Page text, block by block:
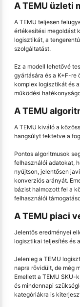
A TEMU üzleti
A TEMU teljesen
értékesítési megoldást
logisztikát, a
szolgáltatást.
Ez a modell lehetővé
gyártására és a K+F-re
komplex logisztikát és
működési
A TEMU
A TEMU kiváló a
hangsúlyt fektetve a
Pontos algoritmusok
felhasználói adatokat,
nyújtson, jelentősen
konverziós arányát.
bázist halmozott fel a
felhasználói
A TEMU piaci
Jelentős eredményei
logisztikai teljesítés és
Jelenleg a TEMU
napra rövidült, de még
Emellett a TEMU
és mindennapi
kategóriákra is